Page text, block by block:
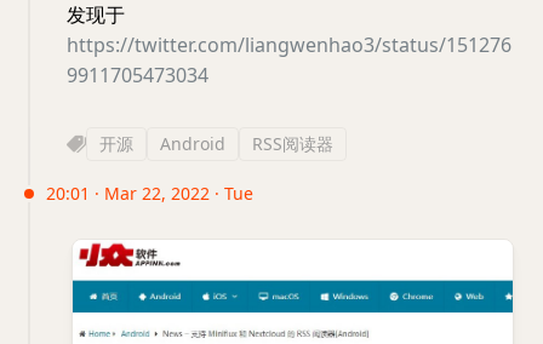
发现于
https://twitter.com/liangwenhao3/status/151276
9911705473034
开源 Android RSS阅读器
20:01 · Mar 22, 2022 · Tue